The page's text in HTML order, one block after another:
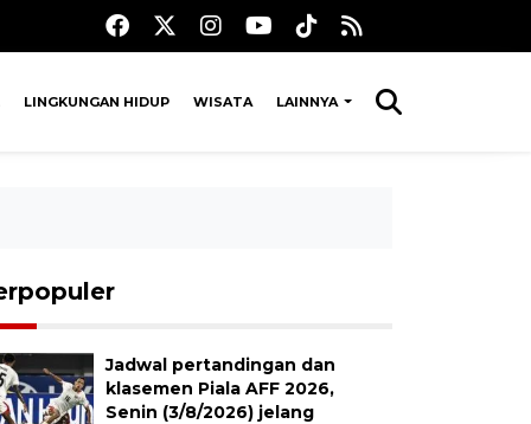
LINGKUNGAN HIDUP WISATA LAINNYA
Jadwal pertandingan dan
klasemen Piala AFF 2026,
Senin (3/8/2026) jelang